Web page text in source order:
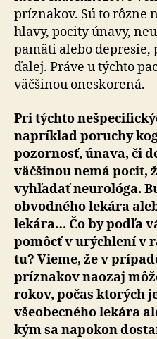
príznakov. Sú to rôzne
hlavy, pocity únavy,
pamäti alebo depresie,
ďalej. Práve u týchto
väčšinou oneskorená.
Pri týchto
napríklad poruchy
pozornosť, únava, či
väčšinou nemá pocit,
vyhľadať neurológa.
obvodného lekára
lekára… Čo by podľa
pomôcť v urýchlení v
tu? Vieme, že v
príznakov naozaj
rokov, počas ktorých
všeobecného lekára
kým sa napokon